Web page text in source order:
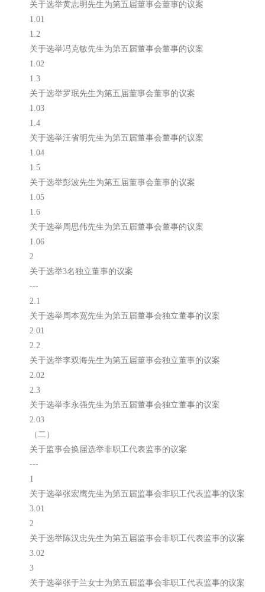
关于选举黄志明先生为第五届董事会董事的议案
1.01
1.2
关于选举冯克敏先生为第五届董事会董事的议案
1.02
1.3
关于选举罗珉先生为第五届董事会董事的议案
1.03
1.4
关于选举汪省明先生为第五届董事会董事的议案
1.04
1.5
关于选举彭波先生为第五届董事会董事的议案
1.05
1.6
关于选举周思伟先生为第五届董事会董事的议案
1.06
2
关于选举3名独立董事的议案
---
2.1
关于选举周本宽先生为第五届董事会独立董事的议案
2.01
2.2
关于选举李双海先生为第五届董事会独立董事的议案
2.02
2.3
关于选举李永强先生为第五届董事会独立董事的议案
2.03
（二）
关于监事会换届选举非职工代表监事的议案
---
1
关于选举张宏鹰先生为第五届监事会非职工代表监事的议案
3.01
2
关于选举陈汉忠先生为第五届监事会非职工代表监事的议案
3.02
3
关于选举张于兰女士为第五届监事会非职工代表监事的议案